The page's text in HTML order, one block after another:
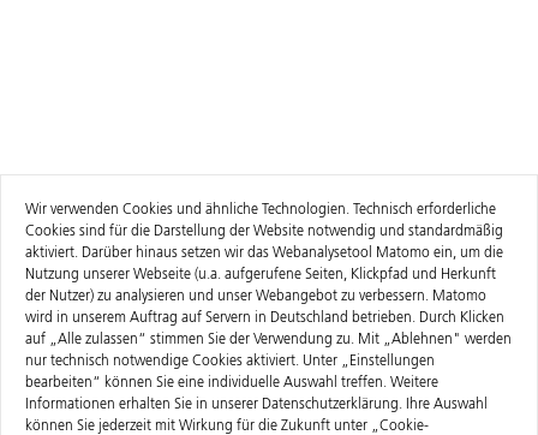
Wir verwenden Cookies und ähnliche Technologien. Technisch erforderliche
Cookies sind für die Darstellung der Website notwendig und standardmäßig
aktiviert. Darüber hinaus setzen wir das Webanalysetool Matomo ein, um die
Nutzung unserer Webseite (u.a. aufgerufene Seiten, Klickpfad und Herkunft
der Nutzer) zu analysieren und unser Webangebot zu verbessern. Matomo
wird in unserem Auftrag auf Servern in Deutschland betrieben. Durch Klicken
auf „Alle zulassen“ stimmen Sie der Verwendung zu. Mit „Ablehnen" werden
nur technisch notwendige Cookies aktiviert. Unter „Einstellungen
bearbeiten“ können Sie eine individuelle Auswahl treffen. Weitere
Informationen erhalten Sie in unserer Datenschutzerklärung. Ihre Auswahl
können Sie jederzeit mit Wirkung für die Zukunft unter „Cookie-